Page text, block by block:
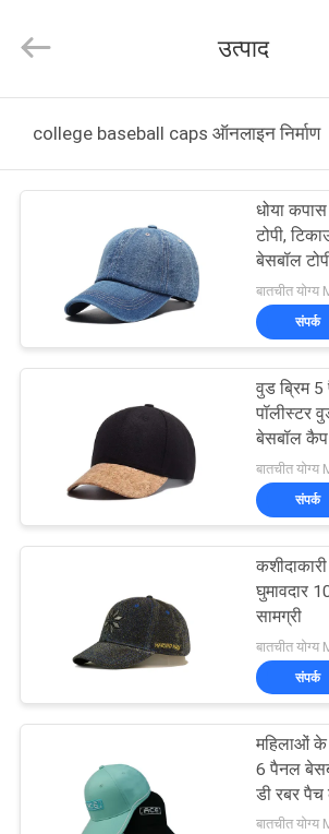
उत्पादों
नियंत्रण
समाचार
Manufacturing
Rights
उत्पाद
college baseball caps ऑनलाइन निर्माण
धोया
टोपी,
बेसबॉल
बातचीत
संपर्क
वुड ब्रिम
पॉलीस्टर
बेसबॉल कैप
बातचीत योग्य
संपर्क
घुमावदार
सामग्री
बातचीत
संपर्क
महिलाओं के
6 पैनल
डी रबर पैच
डिजाइन
बातचीत